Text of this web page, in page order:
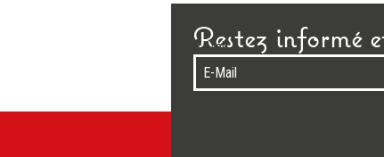
Restez informé
E-Mail